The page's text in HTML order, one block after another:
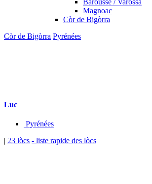
Magnoac
Còr de Bigòrra
Còr de Bigòrra Pyrénées
Luc
Pyrénées
| 23 lòcs - liste rapide des lòcs